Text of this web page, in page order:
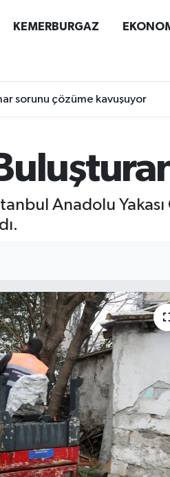
KEMERBURGAZ
sorunu çözüme kavuşuyor
Anadolu